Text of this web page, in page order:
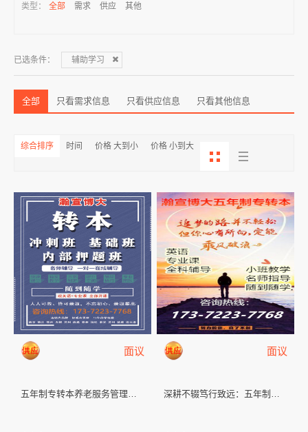
类型： 全部 需求 供应 其他
已选条件： 辅助学习
全部 只看需求信息 只看供应信息 只看其他信息
综合排序 时间 价格 大到小 价格 小到大
面议 面议